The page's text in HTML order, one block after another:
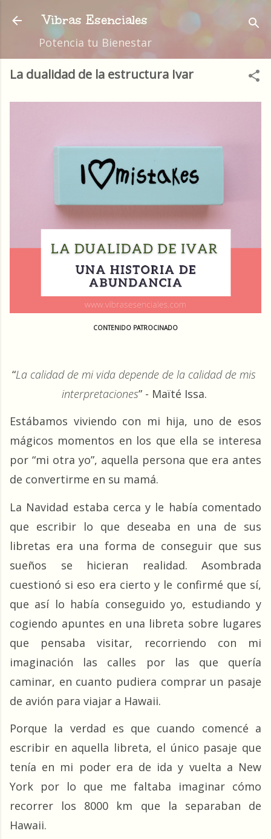
Ir al contenido principal
Vibras Esenciales
Potencia tu Bienestar
La dualidad de la estructura Ivar
CONTENIDO PATROCINADO
“La calidad de mi vida depende de la calidad de mis
interpretaciones” - Maïté Issa.
Estábamos viviendo con mi hija, uno de esos
mágicos momentos en los que ella se interesa
por “mi otra yo”, aquella persona que era antes
de convertirme en su mamá.
La Navidad estaba cerca y le había comentado
que escribir lo que deseaba en una de sus
libretas era una forma de conseguir que sus
sueños se hicieran realidad. Asombrada
cuestionó si eso era cierto y le confirmé que sí,
que así lo había conseguido yo, estudiando y
cogiendo apuntes en una libreta sobre lugares
que pensaba visitar, recorriendo con mi
imaginación las calles por las que quería
caminar, en cuanto pudiera comprar un pasaje
de avión para viajar a Hawaii.
Porque la verdad es que cuando comencé a
escribir en aquella libreta, el único pasaje que
tenía en mi poder era de ida y vuelta a New
York por lo que me faltaba imaginar cómo
recorrer los 8000 km que la separaban de
Hawaii.